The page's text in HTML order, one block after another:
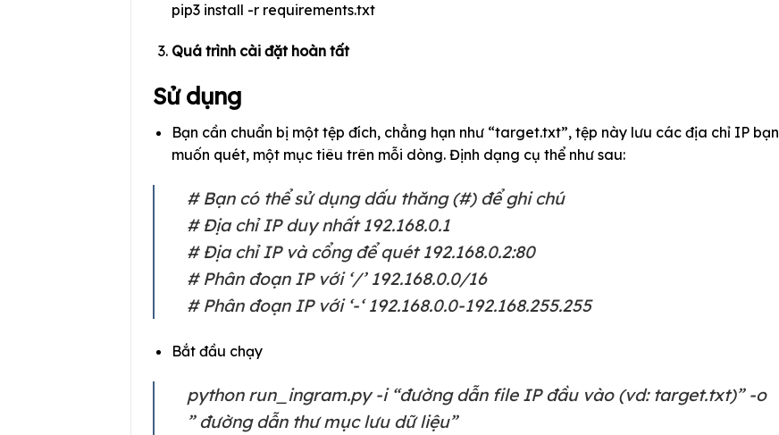
pip3 install -r requirements.txt
Quá trình cài đặt hoàn tất
Sử dụng
Bạn cần chuẩn bị một tệp đích, chẳng hạn như “target.txt”, tệp này lưu các địa chỉ IP bạn
muốn quét, một mục tiêu trên mỗi dòng. Định dạng cụ thể như sau:
# Bạn có thể sử dụng dấu thăng (#) để ghi chú
# Địa chỉ IP duy nhất 192.168.0.1
# Địa chỉ IP và cổng để quét 192.168.0.2:80
# Phân đoạn IP với ‘/’ 192.168.0.0/16
# Phân đoạn IP với ‘-‘ 192.168.0.0-192.168.255.255
Bắt đầu chạy
python run_ingram.py -i “đường dẫn file IP đầu vào (vd: target.txt)” -o
” đường dẫn thư mục lưu dữ liệu”